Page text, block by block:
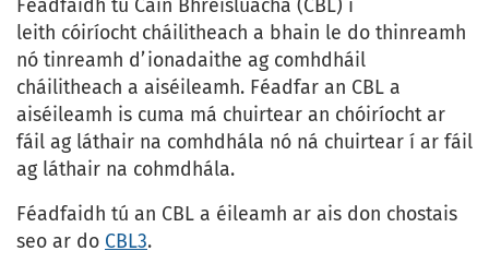
Féadfaidh tú Cáin Bhreisluacha (CBL) i
leith cóiríocht cháilitheach a bhain le do thinreamh
nó tinreamh d’ionadaithe ag comhdháil
cháilitheach a aiséileamh. Féadfar an CBL a
aiséileamh is cuma má chuirtear an chóiríocht ar
fáil ag láthair na comhdhála nó ná chuirtear í ar fáil
ag láthair na cohmdhála.
Féadfaidh tú an CBL a éileamh ar ais don chostais
seo ar do CBL3.